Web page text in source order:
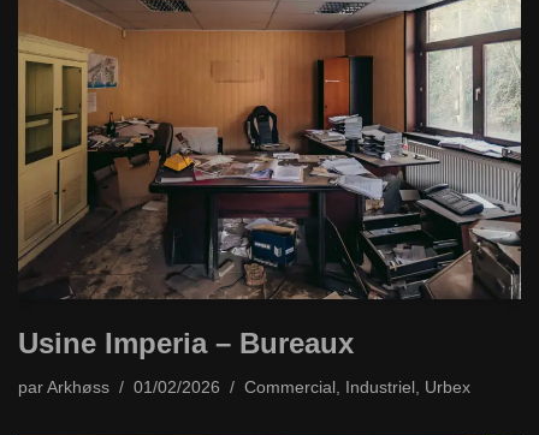
Usine Imperia – Bureaux
par Arkhøss 01/02/2026 Commercial Industriel Urbex